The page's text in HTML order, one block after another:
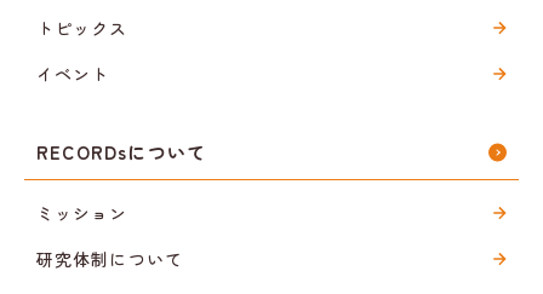
トピックス
イベント
RECORDsについて
ミッション
研究体制について